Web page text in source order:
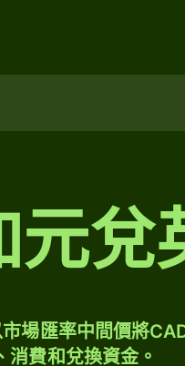
元兌
場匯率中間價將
消費和兌換資金。